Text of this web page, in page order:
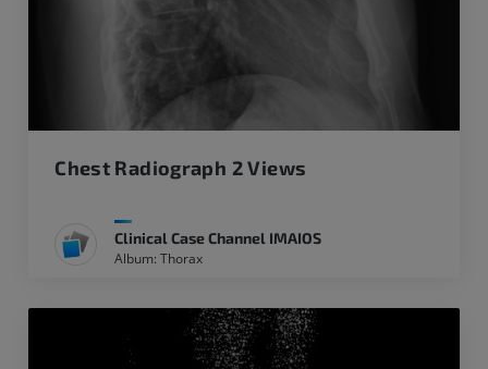
Chest Radiograph 2 Views
Clinical Case Channel IMAIOS
Album: Thorax